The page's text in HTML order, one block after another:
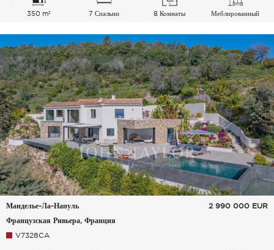
350 m² 7 Спальни 8 Комнаты Меблированный
Манделье-Ла-Напуль
Французская Ривьера, Франция
2 990 000 EUR
V7328CA